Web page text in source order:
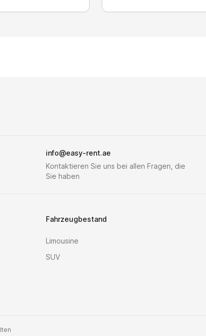
info@easy-rent.ae
Kontaktieren Sie uns bei allen Fragen, die
Sie haben
Fahrzeugbestand
Limousine
SUV